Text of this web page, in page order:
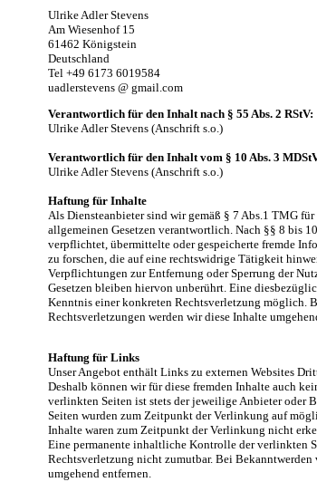
Ulrike Adler Stevens
Am Wiesenhof 15
61462 Königstein
Deutschland
Tel +49 6173 6019584
uadlerstevens @ gmail.com
Verantwortlich für den Inhalt nach § 55 Abs. 2 RStV:
Ulrike Adler Stevens (Anschrift s.o.)
Verantwortlich für den Inhalt vom § 10 Abs. 3
Ulrike Adler Stevens (Anschrift s.o.)
Haftung für Inhalte
Als Diensteanbieter sind wir gemäß § 7 Abs.1 TMG
allgemeinen Gesetzen verantwortlich. Nach §§ 8 bis
verpflichtet, übermittelte oder gespeicherte fremde
zu forschen, die auf eine rechtswidrige Tätigkeit
Verpflichtungen zur Entfernung oder Sperrung der
Gesetzen bleiben hiervon unberührt. Eine
Kenntnis einer konkreten Rechtsverletzung möglich.
Rechtsverletzungen werden wir diese Inhalte
Haftung für Links
Unser Angebot enthält Links zu externen Websites
Deshalb können wir für diese fremden Inhalte auch
verlinkten Seiten ist stets der jeweilige Anbieter oder
Seiten wurden zum Zeitpunkt der Verlinkung auf
Inhalte waren zum Zeitpunkt der Verlinkung nicht
Eine permanente inhaltliche Kontrolle der verlinkten
Rechtsverletzung nicht zumutbar. Bei
umgehend entfernen.